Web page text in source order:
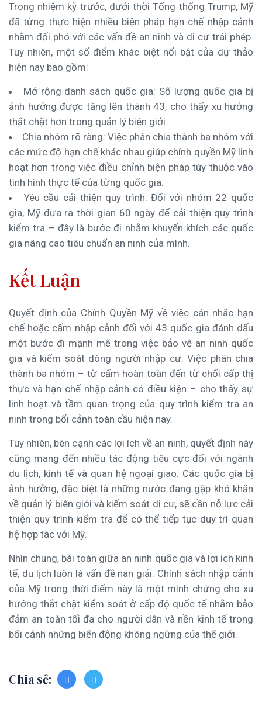
Trong nhiệm kỳ trước, dưới thời Tổng thống Trump, Mỹ
đã từng thực hiện nhiều biện pháp hạn chế nhập cảnh
nhằm đối phó với các vấn đề an ninh và di cư trái phép.
Tuy nhiên, một số điểm khác biệt nổi bật của dự thảo
hiện nay bao gồm:
Mở rộng danh sách quốc gia: Số lượng quốc gia bị
ảnh hưởng được tăng lên thành 43, cho thấy xu hướng
thắt chặt hơn trong quản lý biên giới.
Chia nhóm rõ ràng: Việc phân chia thành ba nhóm với
các mức độ hạn chế khác nhau giúp chính quyền Mỹ linh
hoạt hơn trong việc điều chỉnh biện pháp tùy thuộc vào
tình hình thực tế của từng quốc gia.
Yêu cầu cải thiện quy trình: Đối với nhóm 22 quốc
gia, Mỹ đưa ra thời gian 60 ngày để cải thiện quy trình
kiểm tra – đây là bước đi nhằm khuyến khích các quốc
gia nâng cao tiêu chuẩn an ninh của mình.
Kết Luận
Quyết định của Chính Quyền Mỹ về việc cân nhắc hạn
chế hoặc cấm nhập cảnh đối với 43 quốc gia đánh dấu
một bước đi mạnh mẽ trong việc bảo vệ an ninh quốc
gia và kiểm soát dòng người nhập cư. Việc phân chia
thành ba nhóm – từ cấm hoàn toàn đến từ chối cấp thị
thực và hạn chế nhập cảnh có điều kiện – cho thấy sự
linh hoạt và tầm quan trọng của quy trình kiểm tra an
ninh trong bối cảnh toàn cầu hiện nay.
Tuy nhiên, bên cạnh các lợi ích về an ninh, quyết định này
cũng mang đến nhiều tác động tiêu cực đối với ngành
du lịch, kinh tế và quan hệ ngoại giao. Các quốc gia bị
ảnh hưởng, đặc biệt là những nước đang gặp khó khăn
về quản lý biên giới và kiểm soát di cư, sẽ cần nỗ lực cải
thiện quy trình kiểm tra để có thể tiếp tục duy trì quan
hệ hợp tác với Mỹ.
Nhìn chung, bài toán giữa an ninh quốc gia và lợi ích kinh
tế, du lịch luôn là vấn đề nan giải. Chính sách nhập cảnh
của Mỹ trong thời điểm này là một minh chứng cho xu
hướng thắt chặt kiểm soát ở cấp độ quốc tế nhằm bảo
đảm an toàn tối đa cho người dân và nền kinh tế trong
bối cảnh những biến động không ngừng của thế giới.
Chia sẻ: